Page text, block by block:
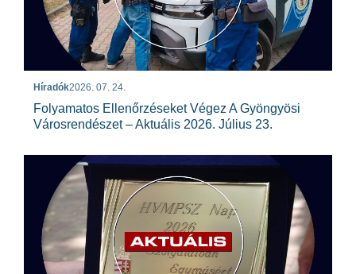
Híradók2026. 07. 24.
Folyamatos Ellenőrzéseket Végez A Gyöngyösi
Városrendészet – Aktuális 2026. Július 23.